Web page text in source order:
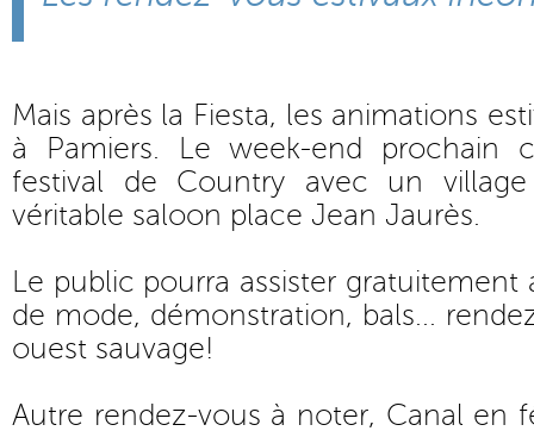
Mais après la Fiesta, les animations
à Pamiers. Le week-end prochain
festival de Country avec un
véritable saloon place Jean Jaurès.
Le public pourra assister gratuitement
de mode, démonstration, bals...
ouest sauvage!
Autre rendez-vous à noter, Canal en